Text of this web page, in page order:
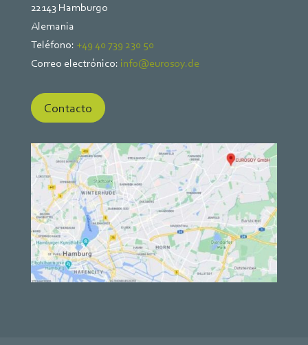
22143 Hamburgo
Alemania
Teléfono: +49 40 739 230 50
Correo electrónico: info@eurosoy.de
Contacto